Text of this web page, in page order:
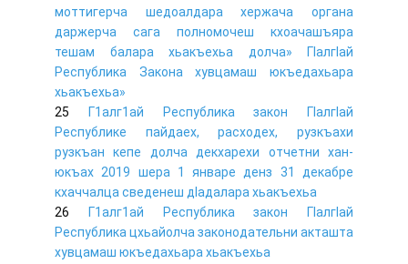
моттигерча шедоалдара хержача органа
даржерча сага полномочеш кхоачашъяра
тешам балара хьакъехьа долча» ГIалгIай
Республика Закона хувцамаш юкъедахьара
хьакъехьа»
25
Г1алг1ай Республика закон ГIалгIай
Республике пайдаех, расходех, рузкъахи
рузкъан кепе долча декхарехи отчетни хан-
юкъах 2019 шера 1 январе денз 31 декабре
кхаччалца сведенеш дIадалара хьакъехьа
26
Г1алг1ай Республика закон ГIалгIай
Республика цхьайолча законодательни акташта
хувцамаш юкъедахьара хьакъехьа